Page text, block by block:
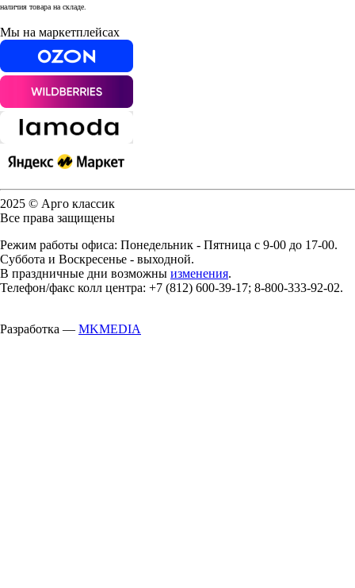
наличия товара на складе.
Мы на маркетплейсах
2025 © Арго классик
Все права защищены
Режим работы офиса: Понедельник - Пятница с 9-00 до 17-00.
Суббота и Воскресенье - выходной.
В праздничные дни возможны изменения.
Телефон/факс колл центра: +7 (812) 600-39-17; 8-800-333-92-02.
Разработка — MKMEDIA